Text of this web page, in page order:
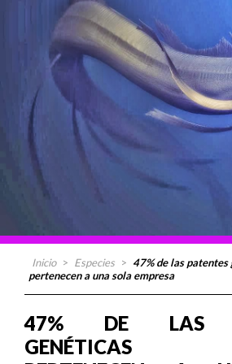
Inicio > Especies > 47% de las
pertenecen a una sola empresa
47% DE LAS
GENÉTICAS